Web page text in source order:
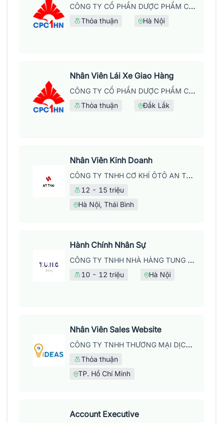
CÔNG TY CỔ PHẦN DƯỢC PHẨM CPC1 HÀ NỘI
Thỏa thuận Hà Nội
Nhân Viên Lái Xe Giao Hàng
CÔNG TY CỔ PHẦN DƯỢC PHẨM CPC1 HÀ NỘI
Thỏa thuận Đắk Lắk
Nhân Viên Kinh Doanh
CÔNG TY TNHH CƠ KHÍ ÔTÔ AN THÁI
12 - 15 triệu
Hà Nội, Thái Bình
Hành Chính Nhân Sự
CÔNG TY TNHH NHÀ HÀNG TUNG DINING
10 - 12 triệu Hà Nội
Nhân Viên Sales Website
CÔNG TY TNHH THƯƠNG MẠI DỊCH VỤ WEB IDEAS
Thỏa thuận
TP. Hồ Chí Minh
Account Executive